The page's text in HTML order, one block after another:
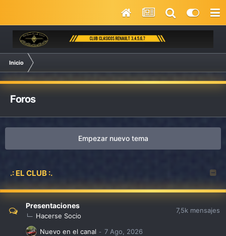
Inicio
Foros
Empezar nuevo tema
.: EL CLUB :.
Presentaciones
Hacerse Socio
7,5k mensajes
Nuevo en el canal